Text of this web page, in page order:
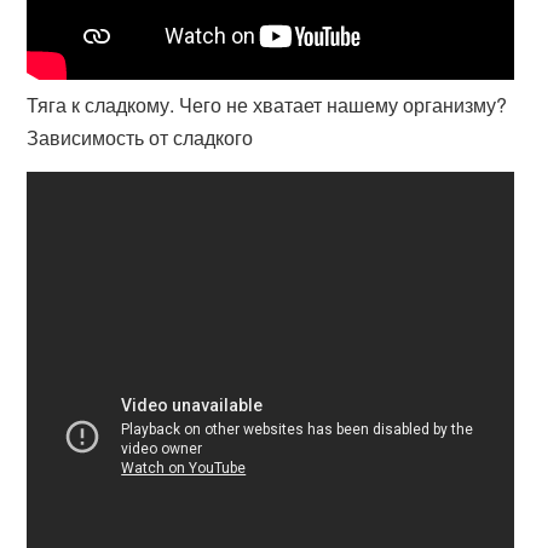
Тяга к сладкому. Чего не хватает нашему организму?
Зависимость от сладкого